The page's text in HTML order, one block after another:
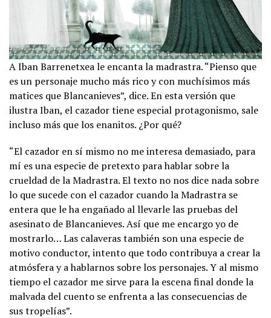
A Iban Barrenetxea le encanta la madrastra. “Pienso que
es un personaje mucho más rico y con muchísimos más
matices que Blancanieves”, dice. En esta versión que
ilustra Iban, el cazador tiene especial protagonismo, sale
incluso más que los enanitos. ¿Por qué?
“El cazador en sí mismo no me interesa demasiado, para
mí es una especie de pretexto para hablar sobre la
crueldad de la Madrastra. El texto no nos dice nada sobre
lo que sucede con el cazador cuando la Madrastra se
entera que le ha engañado al llevarle las pruebas del
asesinato de Blancanieves. Así que me encargo yo de
mostrarlo… Las calaveras también son una especie de
motivo conductor, intento que todo contribuya a crear la
atmósfera y a hablarnos sobre los personajes. Y al mismo
tiempo el cazador me sirve para la escena final donde la
malvada del cuento se enfrenta a las consecuencias de
sus tropelías”.